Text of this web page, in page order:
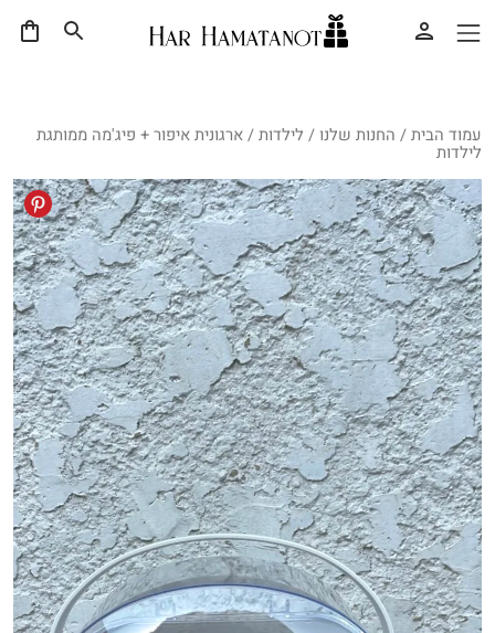
עמוד הבית/ החנות שלנו / לילדות/ ארגונית איפור + פיג'מה ממותגת
לילדות